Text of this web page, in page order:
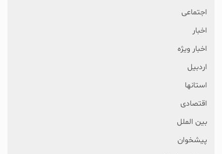
اجتماعی
اخبار
اخبار ویژه
اردبیل
استانها
اقتصادی
بین الملل
پیشخوان